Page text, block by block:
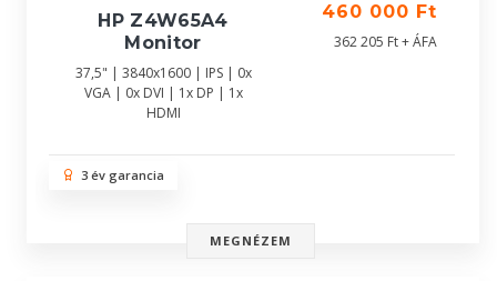
HP Z4W65A4
Monitor
37,5" | 3840x1600 | IPS | 0x
VGA | 0x DVI | 1x DP | 1x
HDMI
460 000 Ft
362 205 Ft + ÁFA
3 év garancia
MEGNÉZEM